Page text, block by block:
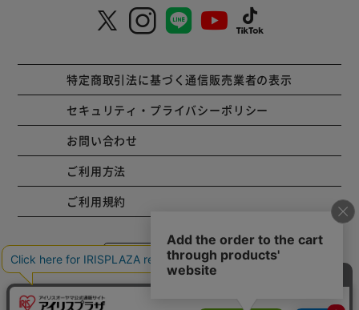
特定商取引法に基づく通信販売業者の表示
セキュリティ・プライバシーポリシー
お問い合わせ
ご利用方法
ご利用規約
コーポレートサイト